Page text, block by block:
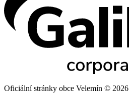
Oficiální stránky obce Velemín © 2026